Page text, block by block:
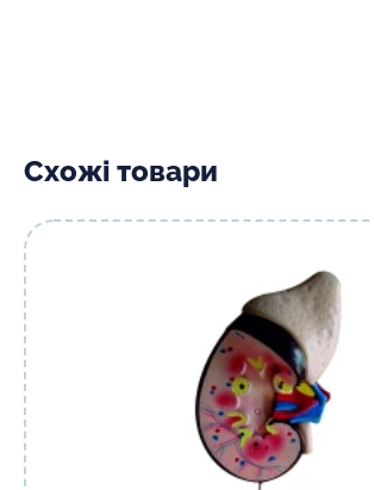
Схожі товари